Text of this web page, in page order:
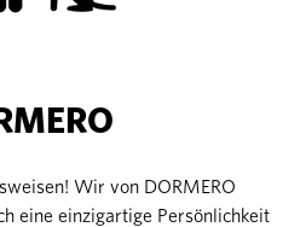
Wir von DORMERO
eine einzigartige Persönlichkeit